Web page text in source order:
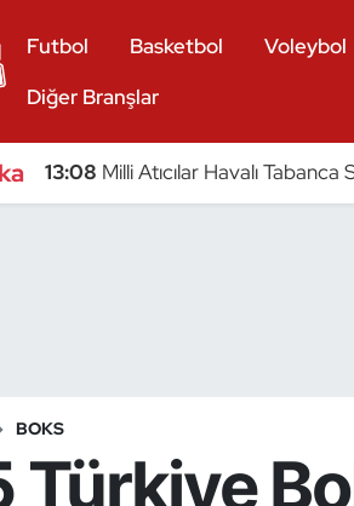
Futbol Basketbol Voleybol
Diğer Branşlar
13:08 Milli Atıcılar Havalı
BOKS
Türkiye